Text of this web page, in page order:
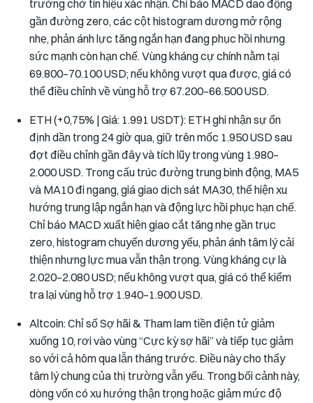
trường chờ tín hiệu xác nhận. Chỉ báo MACD dao động
gần đường zero, các cột histogram dương mở rộng
nhẹ, phản ánh lực tăng ngắn hạn đang phục hồi nhưng
sức mạnh còn hạn chế. Vùng kháng cự chính nằm tại
69.800–70.100 USD; nếu không vượt qua được, giá có
thể điều chỉnh về vùng hỗ trợ 67.200–66.500 USD.
ETH (+0,75% | Giá: 1.991 USDT): ETH ghi nhận sự ổn
định dần trong 24 giờ qua, giữ trên mốc 1.950 USD sau
đợt điều chỉnh gần đây và tích lũy trong vùng 1.980–
2.000 USD. Trong cấu trúc đường trung bình động, MA5
và MA10 đi ngang, giá giao dịch sát MA30, thể hiện xu
hướng trung lập ngắn hạn và động lực hồi phục hạn chế.
Chỉ báo MACD xuất hiện giao cắt tăng nhẹ gần trục
zero, histogram chuyển dương yếu, phản ánh tâm lý cải
thiện nhưng lực mua vẫn thận trọng. Vùng kháng cự là
2.020–2.080 USD; nếu không vượt qua, giá có thể kiểm
tra lại vùng hỗ trợ 1.940–1.900 USD.
Altcoin: Chỉ số Sợ hãi & Tham lam tiền điện tử giảm
xuống 10, rơi vào vùng “Cực kỳ sợ hãi” và tiếp tục giảm
so với cả hôm qua lẫn tháng trước. Điều này cho thấy
tâm lý chung của thị trường vẫn yếu. Trong bối cảnh này,
dòng vốn có xu hướng thận trọng hoặc giảm mức độ